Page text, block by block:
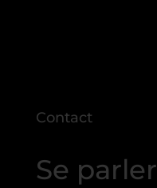
Contact
Se parler